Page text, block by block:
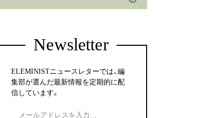
Newsletter
ELEMINISTニュースレターでは、編
集部が選んだ最新情報を定期的に配
信しています。